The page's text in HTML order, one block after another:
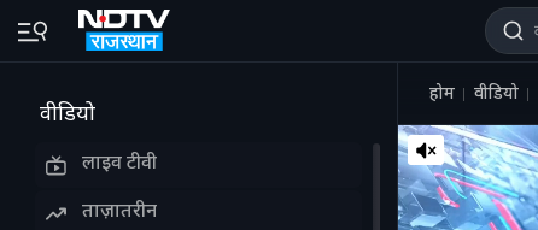
वीडियो
लाइव टीवी
ताज़ातरीन
होम वीडियो